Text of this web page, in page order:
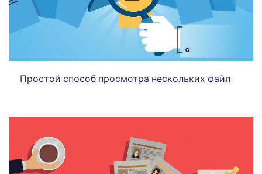
Простой способ просмотра нескольких файл